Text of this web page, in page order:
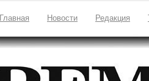
Главная Новости Редакция